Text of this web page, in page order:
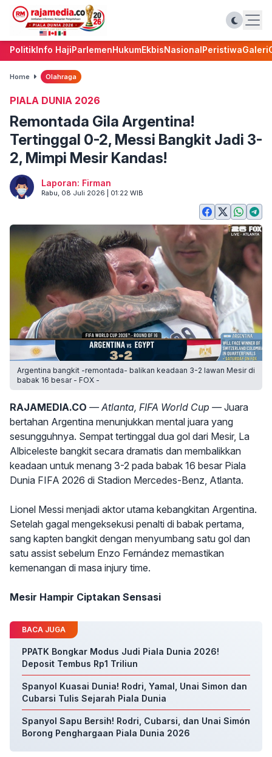
PolitikInfo HajiParlemenHukumEkbisNasionalPeristiwaGaleri
Home Olahraga
PIALA DUNIA 2026
Remontada Gila Argentina!
Tertinggal 0-2, Messi Bangkit Jadi 3-
2, Mimpi Mesir Kandas!
Laporan: Firman
Rabu, 08 Juli 2026 | 01:22 WIB
Argentina bangkit -remontada- balikan keadaan 3-2 lawan Mesir di
babak 16 besar - FOX -
RAJAMEDIA.CO — Atlanta, FIFA World Cup —Juara
bertahan Argentina menunjukkan mental juara yang
sesungguhnya. Sempat tertinggal dua gol dari Mesir, La
Albiceleste bangkit secara dramatis dan membalikkan
keadaan untuk menang 3-2 pada babak 16 besar Piala
Dunia FIFA 2026 di Stadion Mercedes-Benz, Atlanta.
Lionel Messi menjadi aktor utama kebangkitan Argentina.
Setelah gagal mengeksekusi penalti di babak pertama,
sang kapten bangkit dengan menyumbang satu gol dan
satu assist sebelum Enzo Fernández memastikan
kemenangan di masa injury time.
Mesir Hampir Ciptakan Sensasi
BACA JUGA
PPATK Bongkar Modus Judi Piala Dunia 2026!
Deposit Tembus Rp1 Triliun
Spanyol Kuasai Dunia! Rodri, Yamal, Unai Simon dan
Cubarsi Tulis Sejarah Piala Dunia
Spanyol Sapu Bersih! Rodri, Cubarsi, dan Unai Simón
Borong Penghargaan Piala Dunia 2026